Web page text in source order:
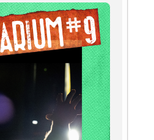
Esta formação tem
da sala de ensaios
externos
no processo de criação,
o alargamento de
com a dramaturgia
ao projeto.
de Ator